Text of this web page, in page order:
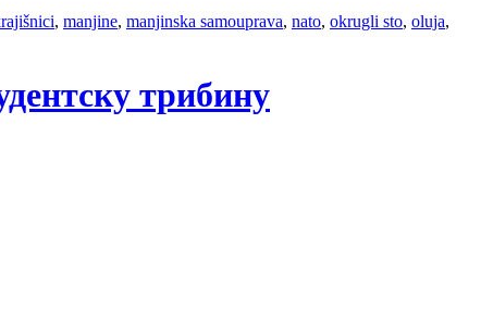
, manjine, manjinska samouprava, nato, okrugli sto, oluja,
трибину